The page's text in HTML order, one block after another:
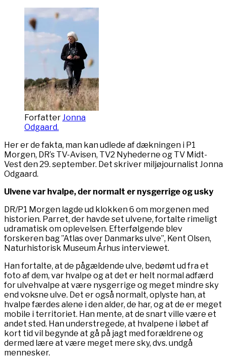
ForfatterJonna
Odgaard.
Her er de fakta, man kan udlede af dækningen i P1
Morgen, DR’s TV-Avisen, TV2 Nyhederne og TV Midt-
Vest den 29. september. Det skriver miljøjournalist Jonna
Odgaard.
Ulvene var hvalpe, der normalt er nysgerrige og usky
DR/P1 Morgen lagde ud klokken 6 om morgenen med
historien. Parret, der havde set ulvene, fortalte rimeligt
udramatisk om oplevelsen. Efterfølgende blev
forskeren bag ”Atlas over Danmarks ulve”, Kent Olsen,
Naturhistorisk Museum Århus interviewet.
Han fortalte, at de pågældende ulve, bedømt ud fra et
foto af dem, var hvalpe og at det er helt normal adfærd
for ulvehvalpe at være nysgerrige og meget mindre sky
end voksne ulve. Det er også normalt, oplyste han, at
hvalpe færdes alene i den alder, de har, og at de er meget
mobile i territoriet. Han mente, at de snart ville være et
andet sted. Han understregede, at hvalpene i løbet af
kort tid vil begynde at gå på jagt med forældrene og
dermed lære at være meget mere sky, dvs. undgå
mennesker.